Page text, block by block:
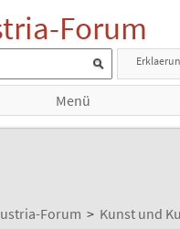
Forum
Menü
Forum > Kunst und